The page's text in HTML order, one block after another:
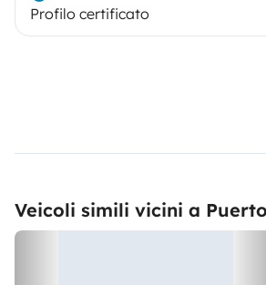
Profilo certificato
Veicoli simili vicini a